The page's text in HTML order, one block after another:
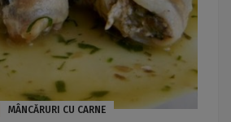
MÂNCĂRURI CU CARNE